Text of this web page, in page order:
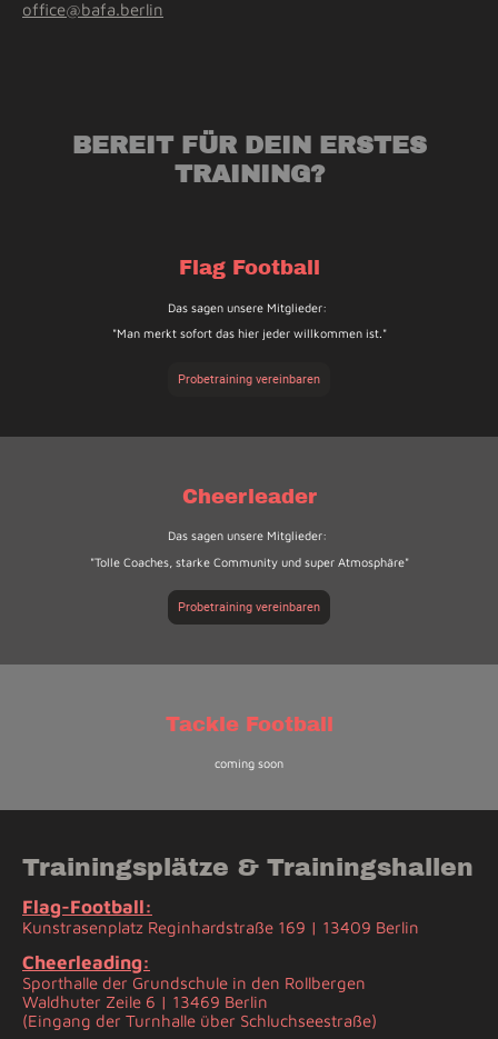
office@bafa.berlin
BEREIT FÜR DEIN ERSTES
TRAINING?
Flag Football
Das sagen unsere Mitglieder:
"Man merkt sofort das hier jeder willkommen ist."
Probetraining vereinbaren
Cheerleader
Das sagen unsere Mitglieder:
"Tolle Coaches, starke Community und super Atmosphäre"
Probetraining vereinbaren
Tackle Football
coming soon
Trainingsplätze & Trainingshallen
Flag-Football:
Kunstrasenplatz Reginhardstraße 169 | 13409 Berlin
Cheerleading:
Sporthalle der Grundschule in den Rollbergen
Waldhuter Zeile 6 | 13469 Berlin
(Eingang der Turnhalle über Schluchseestraße)